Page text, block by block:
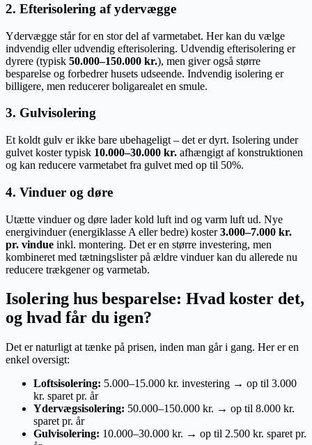
2. Efterisolering af ydervægge
Ydervægge står for en stor del af varmetabet. Her kan du vælge
indvendig eller udvendig efterisolering. Udvendig efterisolering er
dyrere (typisk 50.000–150.000 kr.), men giver også større
besparelse og forbedrer husets udseende. Indvendig isolering er
billigere, men reducerer boligarealet en smule.
3. Gulvisolering
Et koldt gulv er ikke bare ubehageligt – det er dyrt. Isolering under
gulvet koster typisk 10.000–30.000 kr. afhængigt af konstruktionen
og kan reducere varmetabet fra gulvet med op til 50%.
4. Vinduer og døre
Utætte vinduer og døre lader kold luft ind og varm luft ud. Nye
energivinduer (energiklasse A eller bedre) koster3.000–7.000 kr.
pr. vindue inkl. montering. Det er en større investering, men
kombineret med tætningslister på ældre vinduer kan du allerede nu
reducere trækgener og varmetab.
Isolering hus besparelse: Hvad koster det,
og hvad får du igen?
Det er naturligt at tænke på prisen, inden man går i gang. Her er en
enkel oversigt:
Loftsisolering: 5.000–15.000 kr. investering → op til 3.000
kr. sparet pr. år
Ydervægsisolering: 50.000–150.000 kr. → op til 8.000 kr.
sparet pr. år
Gulvisolering: 10.000–30.000 kr. → op til 2.500 kr. sparet pr.